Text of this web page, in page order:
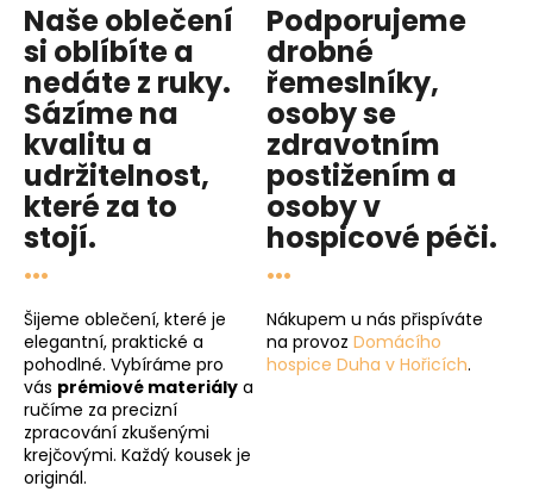
Naše oblečení
si oblíbíte a
nedáte z ruky.
Sázíme na
kvalitu a
udržitelnost,
které za to
stojí.
...
Šijeme oblečení, které je
elegantní, praktické a
pohodlné. Vybíráme pro
vás prémiové materiály a
ručíme za precizní
zpracování zkušenými
krejčovými. Každý kousek je
originál.
Podporujeme
drobné
řemeslníky,
osoby se
zdravotním
postižením a
osoby v
hospicové péči.
...
Nákupem u nás přispíváte
na provoz Domácího
hospice Duha v Hořicích.